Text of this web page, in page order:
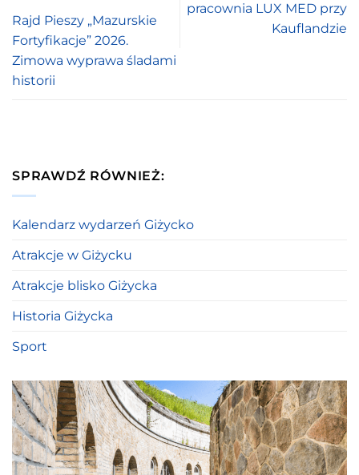
Rajd Pieszy „Mazurskie
Fortyfikacje” 2026.
Zimowa wyprawa śladami
historii
pracownia LUX MED przy
Kauflandzie
SPRAWDŹ RÓWNIEŻ:
Kalendarz wydarzeń Giżycko
Atrakcje w Giżycku
Atrakcje blisko Giżycka
Historia Giżycka
Sport